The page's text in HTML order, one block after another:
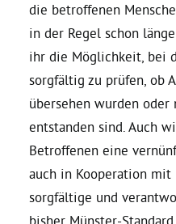
die betroffenen
in der Regel schon
ihr die Möglichkeit, bei
sorgfältig zu prüfen, ob
übersehen wurden oder
entstanden sind. Auch
Betroffenen eine
auch in Kooperation mit
sorgfältige und
bisher Münster-